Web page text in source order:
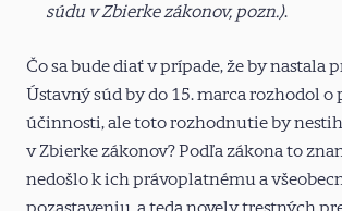
súdu v Zbierke zákonov, pozn.).
Čo sa bude diať v prípade, že by nastala
Ústavný súd by do 15. marca rozhodol o
účinnosti, ale toto rozhodnutie by
v Zbierke zákonov? Podľa zákona to
nedošlo k ich právoplatnému a